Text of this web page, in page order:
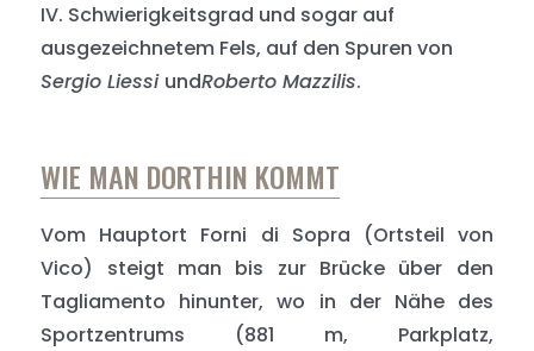
IV. Schwierigkeitsgrad und sogar auf
ausgezeichnetem Fels, auf den Spuren von
Sergio Liessi undRoberto Mazzilis.
WIE MAN DORTHIN KOMMT
Vom Hauptort Forni di Sopra (Ortsteil von
Vico) steigt man bis zur Brücke über den
Tagliamento hinunter, wo in der Nähe des
Sportzentrums (881 m, Parkplatz,